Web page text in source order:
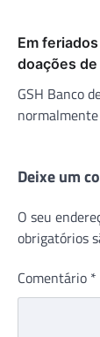
Em
doações
GSH Banco
Deixe um
O seu
obrigatórios
Comentário *